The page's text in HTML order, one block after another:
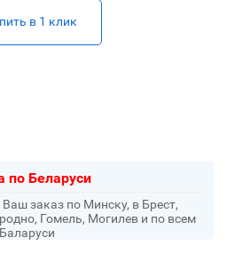
в 1 клик
по Беларуси
заказ по Минску, в Брест,
Гомель, Могилев и по всем